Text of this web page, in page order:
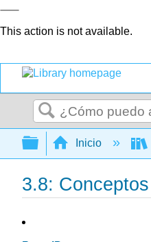
This action is not available.
Buscar
Expandir/
Inicio
3.8: